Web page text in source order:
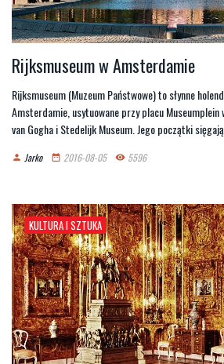
Rijksmuseum w Amsterdamie
Rijksmuseum (Muzeum Państwowe) to słynne
Amsterdamie, usytuowane przy placu Museumplein
van Gogha i Stedelijk Museum. Jego początki
person Jarko date_range 2016-08-05 remove_red_eye 5596
KULTURA I SZTUKA